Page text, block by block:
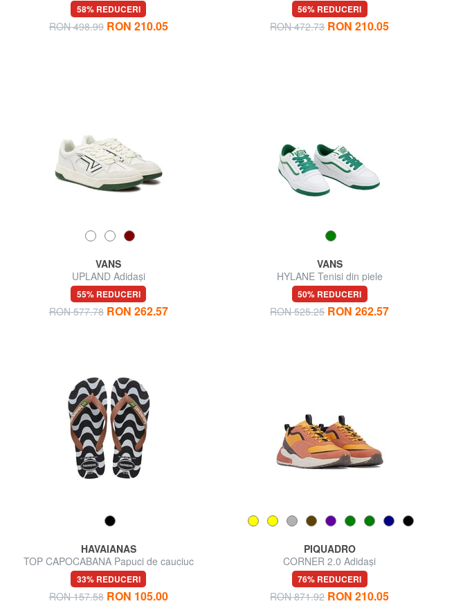
58% REDUCERI
RON 498.99 RON 210.05
56% REDUCERI
RON 472.73 RON 210.05
VANS
UPLAND Adidași
55% REDUCERI
RON 577.78 RON 262.57
VANS
HYLANE Tenisi din piele
50% REDUCERI
RON 525.25 RON 262.57
HAVAIANAS
TOP CAPOCABANA Papuci de cauciuc
33% REDUCERI
RON 157.58 RON 105.00
PIQUADRO
CORNER 2.0 Adidași
76% REDUCERI
RON 871.92 RON 210.05